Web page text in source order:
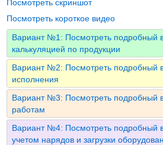
Посмотреть скриншот
Посмотреть короткое видео
Вариант №1: Посмотреть подробный
калькуляцией по продукции
Вариант №2: Посмотреть подробный
исполнения
Вариант №3: Посмотреть подробный
работам
Вариант №4: Посмотреть подробный
учетом нарядов и загрузки